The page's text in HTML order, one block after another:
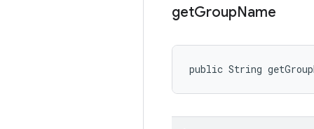
getGroupName
public String